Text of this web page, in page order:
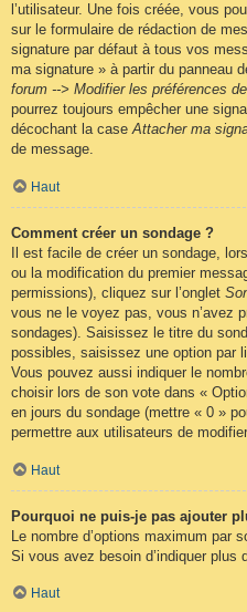
l’utilisateur. Une fois créée, vous
sur le formulaire de rédaction de
signature par défaut à tous vos
ma signature » à partir du panneau
forum --> Modifier les préférences
pourrez toujours empêcher une
décochant la caseAttacher ma
de message.
Haut
Comment créer un sondage ?
Il est facile de créer un sondage,
ou la modification du premier
permissions), cliquez sur l’onglet
vous ne le voyez pas, vous n’avez
sondages). Saisissez le titre du
possibles, saisissez une option par
Vous pouvez aussi indiquer le
choisir lors de son vote dans «
en jours du sondage (mettre « 0 »
permettre aux utilisateurs de
Haut
Pourquoi ne puis-je pas ajouter
Le nombre d’options maximum par
Si vous avez besoin d’indiquer plus
Haut